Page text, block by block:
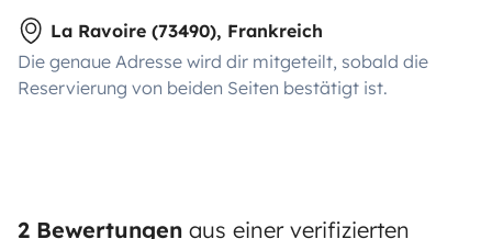
La Ravoire (73490), Frankreich
Die genaue Adresse wird dir mitgeteilt, sobald die
Reservierung von beiden Seiten bestätigt ist.
2 Bewertungen aus einer verifizierten